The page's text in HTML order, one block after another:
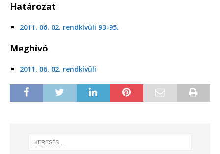
Határozat
2011. 06. 02. rendkívüli 93-95.
Meghívó
2011. 06. 02. rendkívüli